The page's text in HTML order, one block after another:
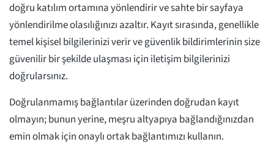
doğru katılım ortamına yönlendirir ve sahte bir sayfaya
yönlendirilme olasılığınızı azaltır. Kayıt sırasında, genellikle
temel kişisel bilgilerinizi verir ve güvenlik bildirimlerinin size
güvenilir bir şekilde ulaşması için iletişim bilgilerinizi
doğrularsınız.
Doğrulanmamış bağlantılar üzerinden doğrudan kayıt
olmayın; bunun yerine, meşru altyapıya bağlandığınızdan
emin olmak için onaylı ortak bağlantımızı kullanın.